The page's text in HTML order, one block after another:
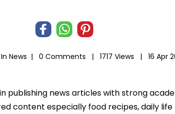
In News | 0 Comments | 1717 Views | 16 Apr
publishing news articles with strong
content especially food recipes, daily